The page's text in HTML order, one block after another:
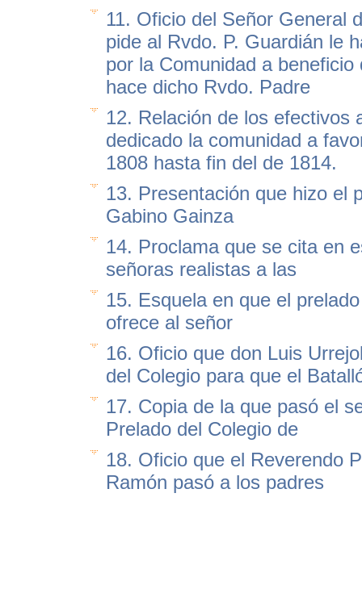
11. Oficio del Señor General
pide al Rvdo. P. Guardián le
por la Comunidad a
hace dicho Rvdo. Padre
12. Relación de los efectivos
dedicado la comunidad a
1808 hasta fin del de 1814.
13. Presentación que hizo el
Gabino Gainza
14. Proclama que se cita en
señoras realistas a las
15. Esquela en que el
ofrece al señor
16. Oficio que don Luis
del Colegio para que el
17. Copia de la que pasó el
Prelado del Colegio de
18. Oficio que el Reverendo
Ramón pasó a los padres